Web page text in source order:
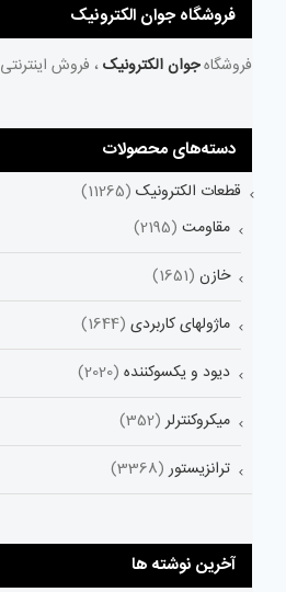
فروشگاه جوان الکترونیک
فروشگاهجوان الکترونیک ، فروش اینترنتی
دسته‌های محصولات
قطعات الکترونیک (11265)
مقاومت (2195)
خازن (1651)
ماژولهای کاربردی (1644)
دیود و یکسوکننده (2020)
میکروکنترلر (352)
ترانزیستور (3368)
آخرین نوشته ها